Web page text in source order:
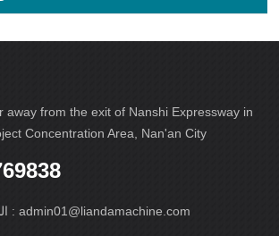
away from the exit of Nanshi Expressway in
Concentration Area, Nan'an City
البريد الإلكتروني :admin01@liandamachine.com